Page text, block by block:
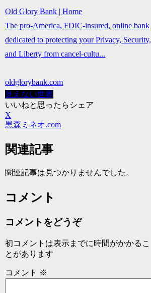
Old Glory Bank | Home
The pro-America, FDIC-insured, online bank
dedicated to protecting your Privacy, Security,
and Liberty from cancel-cultu...
oldglorybank.com
見えない世界
いいねと思ったらシェア
X
黒森ミネオ.com
関連記事
関連記事は見つかりませんでした。
コメント
コメントをどうぞ
初コメントは表示までに時間がかかるこ
とがあります
コメント ※